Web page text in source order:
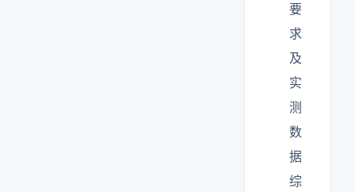
要
求
及
实
测
数
据
综